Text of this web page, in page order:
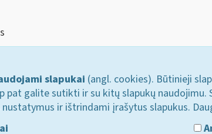
slapukai (angl. cookies). Būtinieji
pat galite sutikti ir su kitų slapukų
ir ištrindami įrašytus slapukus.